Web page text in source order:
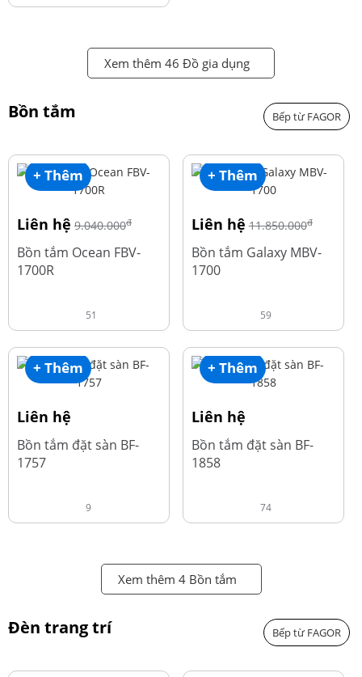
Xem thêm 46 Đồ gia dụng
Bồn tắm Bếp từ FAGOR
+ Thêm
Liên hệ 9.040.000đ
Bồn tắm Ocean FBV-
1700R
51
+ Thêm
Liên hệ 11.850.000đ
Bồn tắm Galaxy MBV-
1700
59
+ Thêm
Liên hệ
Bồn tắm đặt sàn BF-
1757
9
+ Thêm
Liên hệ
Bồn tắm đặt sàn BF-
1858
74
Xem thêm 4 Bồn tắm
Đèn trang trí Bếp từ FAGOR